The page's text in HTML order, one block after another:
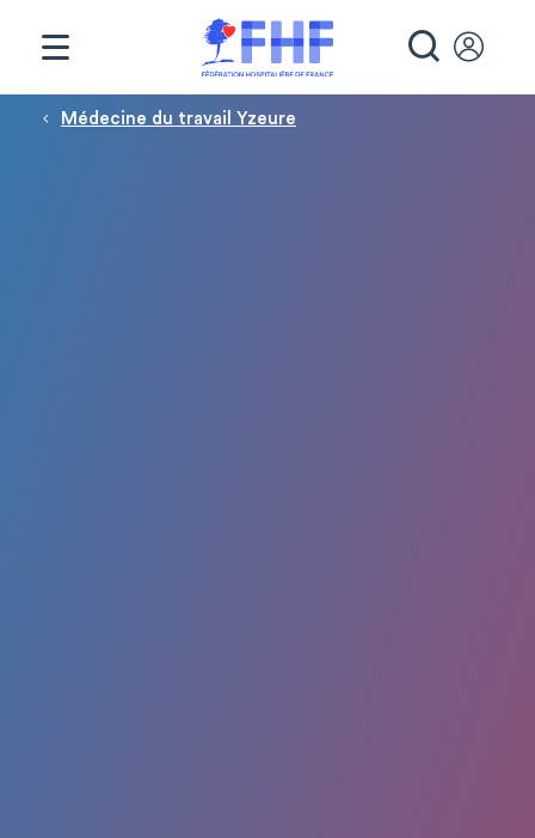
Fil d'Ariane
Médecine du travail Yzeure
Panneau de gestion des cookies